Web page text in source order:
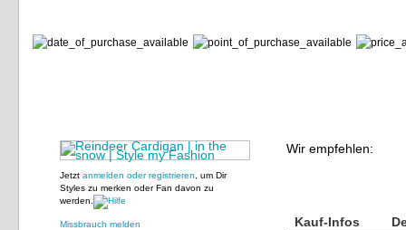
Jetzt anmelden oder registrieren , um Dir
Styles zu merken oder Fan davon zu
werden.
Missbrauch melden
Wir empfehlen:
Kauf-Infos